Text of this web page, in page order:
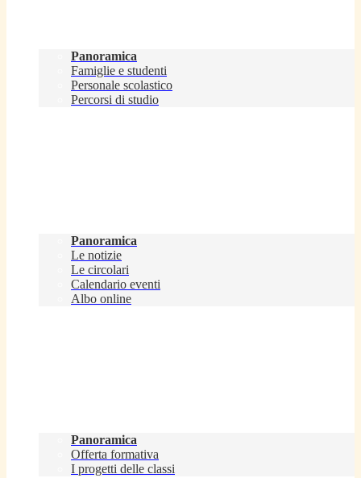
Panoramica
Famiglie e studenti
Personale scolastico
Percorsi di studio
Panoramica
Le notizie
Le circolari
Calendario eventi
Albo online
Panoramica
Offerta formativa
I progetti delle classi